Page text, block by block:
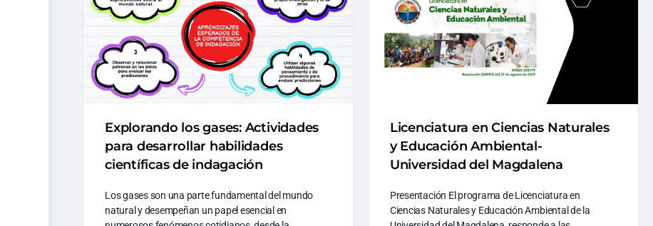
Explorando los gases: Actividades
para desarrollar habilidades
científicas de indagación
Los gases son una parte fundamental del mundo
natural y desempeñan un papel esencial en
Licenciatura en Ciencias Naturales
y Educación Ambiental-
Universidad del Magdalena
Presentación El programa de Licenciatura en
Ciencias Naturales y Educación Ambiental de la